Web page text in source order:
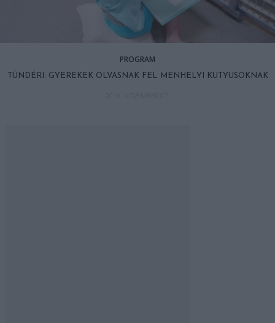
PROGRAM
TÜNDÉRI: GYEREKEK OLVASNAK FEL MENHELYI KUTYUSOKNAK